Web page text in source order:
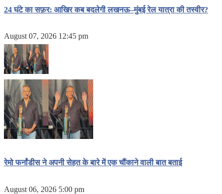
24 घंटे का सफ़र: आखिर कब बदलेगी लखनऊ–मुंबई रेल यात्रा की तस्वीर?
August 07, 2026 12:45 pm
रेमो फर्नांडीस ने अपनी सेहत के बारे में एक चौंकाने वाली बात बताई
August 06, 2026 5:00 pm